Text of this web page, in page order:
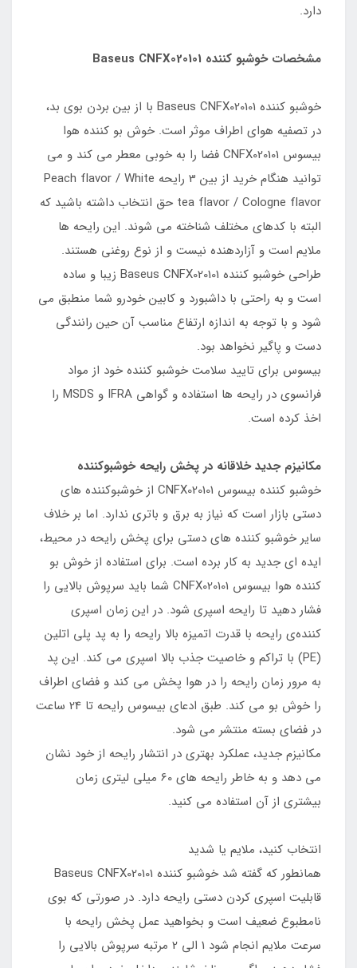
دارد.
مشخصات خوشبو کننده Baseus CNFX020101
خوشبو کننده Baseus CNFX020101 با از بین بردن بوی بد،
در تصفیه هوای اطراف موثر است. خوش بو کننده هوا
بیسوس CNFX020101 فضا را به خوبی معطر می کند و می
توانید هنگام خرید از بین 3 رایحه Peach flavor / White
tea flavor / Cologne flavor حق انتخاب داشته باشید که
البته با کدهای مختلف شناخته می شوند. این رایحه ها
ملایم است و آزاردهنده نیست و از نوع روغنی هستند.
طراحی خوشبو کننده Baseus CNFX020101 زیبا و ساده
است و به راحتی با داشبورد و کابین خودرو شما منطبق می
شود و با توجه به اندازه ارتفاع مناسب آن حین رانندگی
دست و پاگیر نخواهد بود.
بیسوس برای تایید سلامت خوشبو کننده خود از مواد
فرانسوی در رایحه ها استفاده و گواهی IFRA و MSDS را
اخذ کرده است.
مکانیزم جدید خلاقانه در پخش رایحه خوشبوکننده
خوشبو کننده بیسوس CNFX020101 از خوشبوکننده های
دستی بازار است که نیاز به برق و باتری ندارد. اما بر خلاف
سایر خوشبو کننده های دستی برای پخش رایحه در محیط،
ایده ای جدید به کار برده است. برای استفاده از خوش بو
کننده هوا بیسوس CNFX020101 شما باید سرپوش بالایی را
فشار دهید تا رایحه اسپری شود. در این زمان اسپری
کننده‌ی رایحه با قدرت اتمیزه بالا رایحه را به پد پلی اتلین
(PE) با تراکم و خاصیت جذب بالا اسپری می کند. این پد
به مرور زمان رایحه را در هوا پخش می کند و فضای اطراف
را خوش بو می کند. طبق ادعای بیسوس رایحه تا 24 ساعت
در فضای بسته منتشر می شود.
مکانیزم جدید، عملکرد بهتری در انتشار رایحه از خود نشان
می دهد و به خاطر رایحه های 60 میلی لیتری زمان
بیشتری از آن استفاده می کنید.
انتخاب کنید، ملایم یا شدید
همانطور که گفته شد خوشبو کننده Baseus CNFX020101
قابلیت اسپری کردن دستی رایحه دارد. در صورتی که بوی
نامطبوع ضعیف است و بخواهید عمل پخش رایحه با
سرعت ملایم انجام شود 1 الی 2 مرتبه سرپوش بالایی را